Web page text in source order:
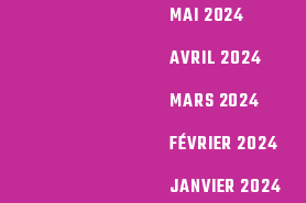
MAI 2024
AVRIL 2024
MARS 2024
FÉVRIER 2024
JANVIER 2024